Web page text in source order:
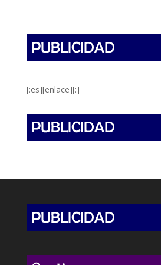
[:es][enlace][:]